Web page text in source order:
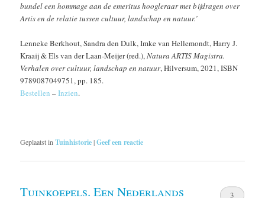
bundel een hommage aan de emeritus hoogleraar met bijdragen over
Artis en de relatie tussen cultuur, landschap en natuur.’
Lenneke Berkhout, Sandra den Dulk, Imke van Hellemondt, Harry J.
Kraaij & Els van der Laan-Meijer (red.),Natura ARTIS Magistra.
Verhalen over cultuur, landschap en natuur, Hilversum, 2021, ISBN
9789087049751, pp. 185.
Bestellen –Inzien.
Geplaatst inTuinhistorie|Geef een reactie
Tuinkoepels. Een Nederlands 3